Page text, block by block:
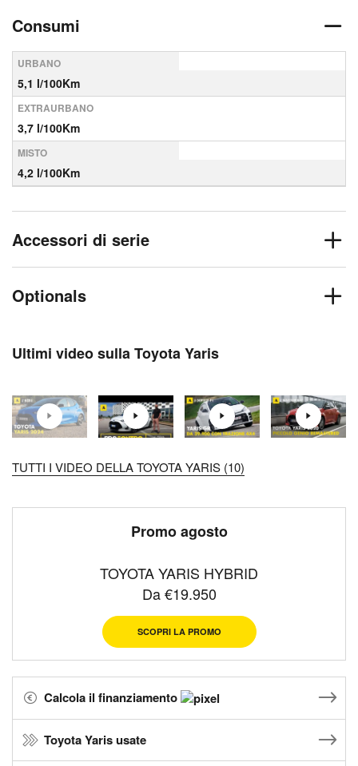
Consumi
URBANO
5,1 l/100Km
EXTRAURBANO
3,7 l/100Km
MISTO
4,2 l/100Km
Accessori di serie
Optionals
Ultimi video sulla Toyota Yaris
TUTTI I VIDEO DELLA TOYOTA YARIS (10)
Promo agosto
TOYOTA YARIS HYBRID
Da €19.950
SCOPRI LA PROMO
Calcola il finanziamento
Toyota Yaris usate